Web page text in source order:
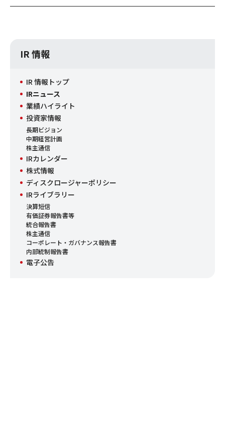
IR 情報
IR 情報トップ
IRニュース
業績ハイライト
投資家情報
長期ビジョン
中期経営計画
株主通信
IRカレンダー
株式情報
ディスクロージャーポリシー
IRライブラリー
決算短信
有価証券報告書等
統合報告書
株主通信
コーポレート・ガバナンス報告書
内部統制報告書
電子公告